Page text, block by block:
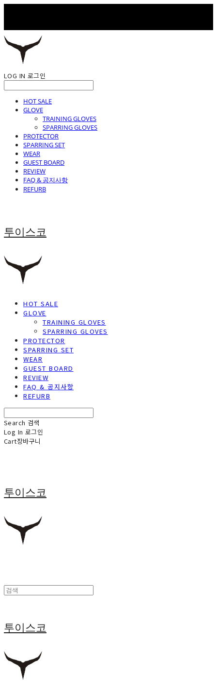
LOG IN 로그인
HOT SALE
GLOVE
TRAINING GLOVES
SPARRING GLOVES
PROTECTOR
SPARRING SET
WEAR
GUEST BOARD
REVIEW
FAQ & 공지사항
REFURB
투이스코
HOT SALE
GLOVE
TRAINING GLOVES
SPARRING GLOVES
PROTECTOR
SPARRING SET
WEAR
GUEST BOARD
REVIEW
FAQ & 공지사항
REFURB
Search 검색
Log In 로그인
Cart장바구니
투이스코
투이스코